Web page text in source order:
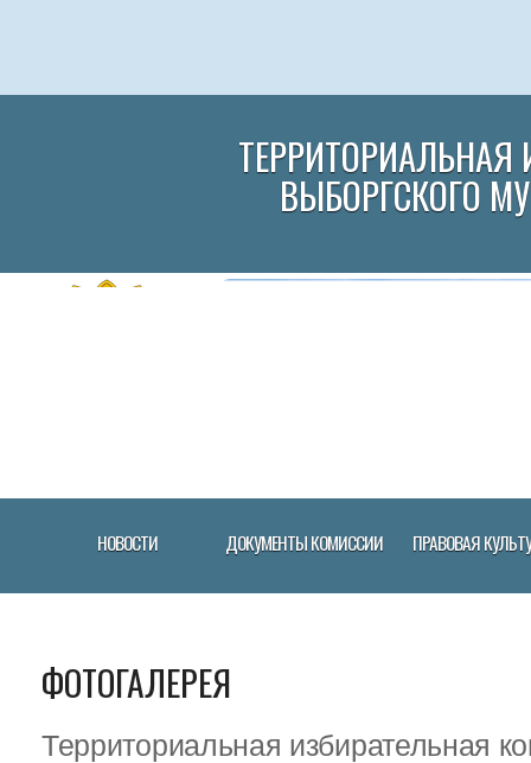
ВЫБОРГСКОГО
НОВОСТИ ДОКУМЕНТЫ КОМИССИИ ПРАВОВАЯ
ФОТОГАЛЕРЕЯ
Территориальная избирательная